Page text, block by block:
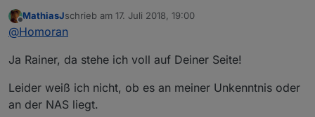
Offline
MathiasJschrieb am 17. Juli 2018, 19:00
zuletzt editiert von
@Homoran
Ja Rainer, da stehe ich voll auf Deiner Seite!
Leider weiß ich nicht, ob es an meiner Unkenntnis oder
an der NAS liegt.